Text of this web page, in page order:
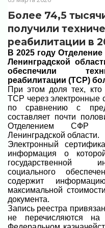
Более 74,5
получили
реабилитации в
В 2025 году
Ленинградской
обеспечили
реабилитации (ТСР)
При этом доля тех, кто
ТСР через электронные
по сравнению с
составляет почти
Отделением СФР
Ленинградской области.
Электронный
информация о
государственной
социального
содержит
максимальной
документа.
Запись реестра
не перечисляются